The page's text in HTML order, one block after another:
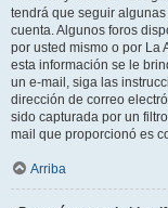
tendrá que seguir
cuenta. Algunos foros
por usted mismo o por La
esta información se le
un e-mail, siga las
dirección de correo
sido capturada por un
mail que proporcionó es
Arriba